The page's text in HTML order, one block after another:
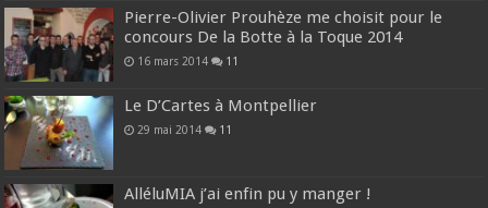
Pierre-Olivier Prouhèze me choisit pour le
concours De la Botte à la Toque 2014
16 mars 2014 11
Le D’Cartes à Montpellier
29 mai 2014 11
AlléluMIA j’ai enfin pu y manger !